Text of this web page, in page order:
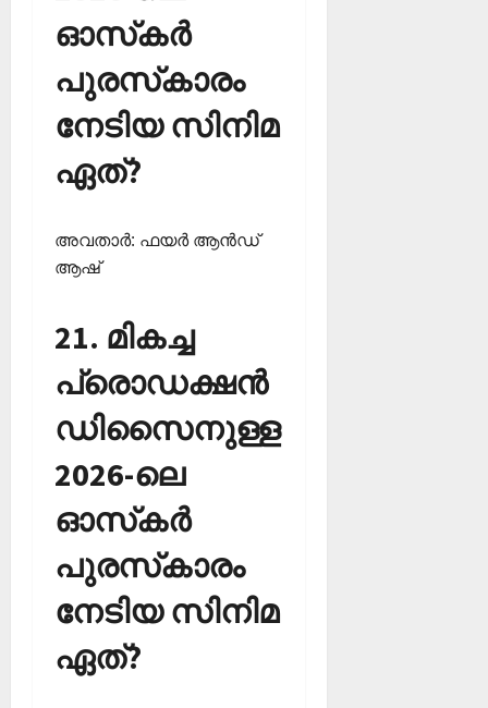
ഓസ്‌കര്‍
പുരസ്‌കാരം
നേടിയ സിനിമ
ഏത്?
അവതാര്‍: ഫയര്‍ ആന്‍ഡ്
ആഷ്
21. മികച്ച
പ്രൊഡക്ഷന്‍
ഡിസൈനുള്ള
2026-ലെ
ഓസ്‌കര്‍
പുരസ്‌കാരം
നേടിയ സിനിമ
ഏത്?